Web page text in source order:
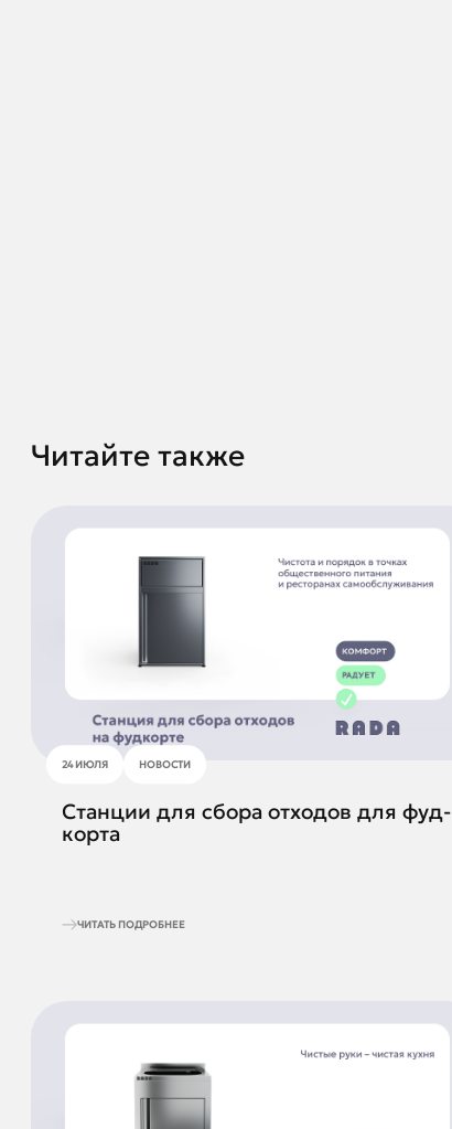
Читайте также
24 ИЮЛЯ НОВОСТИ
Станции для сбора отходов для фуд-
корта
ЧИТАТЬ ПОДРОБНЕЕ